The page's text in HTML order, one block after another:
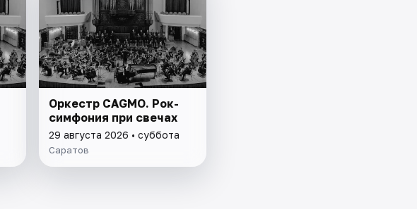
Оркестр CAGMO. Рок-
симфония при свечах
29 августа 2026 • суббота
Саратов